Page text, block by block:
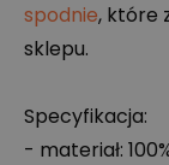
spodnie, które
sklepu.
Specyfikacja:
- materiał: